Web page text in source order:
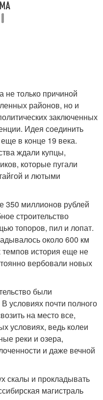
не только причиной
районов, но и
заключенных
Идея соединить
в конце 19 века.
ждали купцы,
которые пугали
и лютыми
350 миллионов рублей
строительство
топоров, пил и лопат.
около 600 км
темпов история еще не
вербовали новых
были
условиях почти полного
на место все,
условиях, ведь колеи
реки и озера,
и даже вечной
скалы и прокладывать
магистраль